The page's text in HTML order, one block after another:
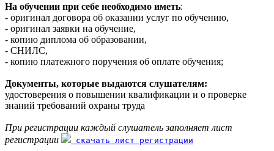
На обучении при себе необходимо иметь:
- оригинал договора об оказании услуг по обучению,
- оригинал заявки на обучение,
- копию диплома об образовании,
- СНИЛС,
- копию платежного поручения об оплате обучения;
Документы, которые выдаются слушателям:
удостоверения о повышении квалификации и о проверке
знаний требований охраны труда
При регистрации каждый слушатель заполняет лист
регистрации
скачать лист регистрации